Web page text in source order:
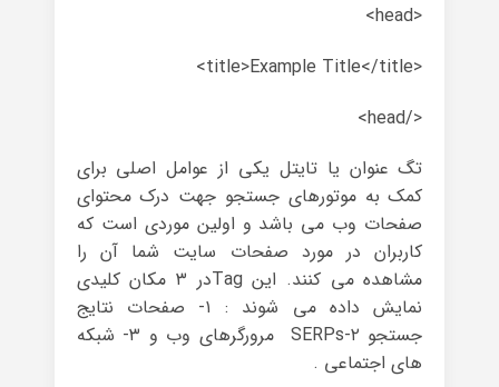
<head>
<title>Example Title</title>
</head>
تگ عنوان یا تایتل یکی از عوامل اصلی برای
کمک به موتورهای جستجو جهت درک محتوای
صفحات وب می باشد و اولین موردی است که
کاربران در مورد صفحات سایت شما آن را
مشاهده می کنند. این Tagدر ۳ مکان کلیدی
نمایش داده می شوند : ۱- صفحات نتایج
جستجو ۲-SERPs مرورگرهای وب و ۳- شبکه
های اجتماعی .